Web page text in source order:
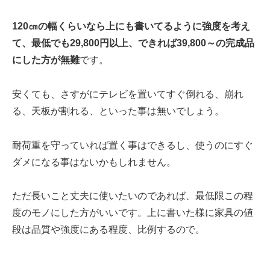
120㎝の幅くらいなら上にも書いてるように強度を考え
て、最低でも29,800円以上、できれば39,800～の完成品
にした方が無難です。
安くても、さすがにテレビを置いてすぐ倒れる、崩れ
る、天板が割れる、といった事は無いでしょう。
耐荷重を守っていれば置く事はできるし、使うのにすぐ
ダメになる事はないかもしれません。
ただ長いこと丈夫に使いたいのであれば、最低限この程
度のモノにした方がいいです。上に書いた様に家具の値
段は品質や強度にある程度、比例するので。